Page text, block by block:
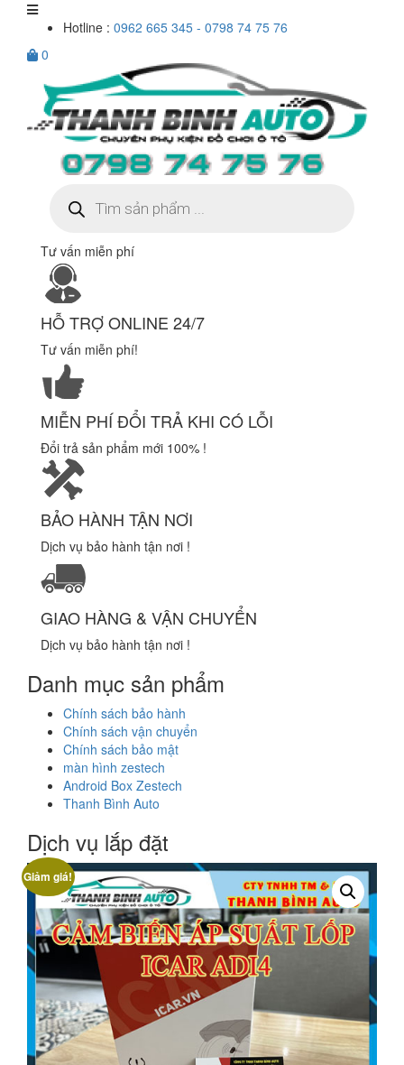
Hotline : 0962 665 345 - 0798 74 75 76
0
kiếm
sản
Tư vấn miễn phí
HỖ TRỢ ONLINE 24/7
Tư vấn miễn phí!
MIỄN PHÍ ĐỔI TRẢ KHI CÓ LỖI
Đổi trả sản phẩm mới 100% !
BẢO HÀNH TẬN NƠI
Dịch vụ bảo hành tận nơi !
GIAO HÀNG & VẬN CHUYỂN
Dịch vụ bảo hành tận nơi !
Danh mục sản phẩm
Chính sách bảo hành
Chính sách vận chuyển
Chính sách bảo mật
màn hình zestech
Android Box Zestech
Thanh Bình Auto
Dịch vụ lắp đặt
Giảm giá!